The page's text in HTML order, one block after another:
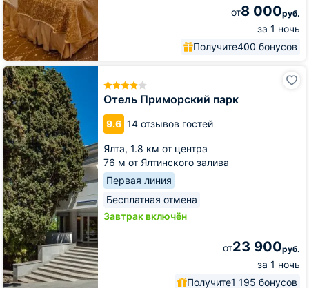
от8 000руб.
за 1 ночь
Получите400 бонусов
Отель Приморский парк
9.6 14 отзывов гостей
Ялта, 1.8 км от центра
76 м от Ялтинского залива
Первая линия
Бесплатная отмена
Завтрак включён
от23 900руб.
за 1 ночь
Получите1 195 бонусов
Отель
Приморский
парк